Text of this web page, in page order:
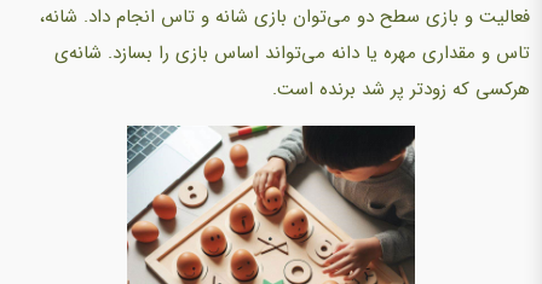
فعالیت و بازی سطح دو می‌توان بازی شانه و تاس انجام داد. شانه،
تاس و مقداری مهره یا دانه می‌تواند اساس بازی را بسازد. شانه‌ی
هرکسی که زودتر پر شد برنده است.